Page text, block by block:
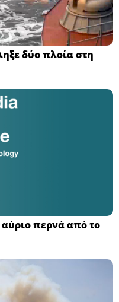
δύο πλοία στη
αύριο περνά από το